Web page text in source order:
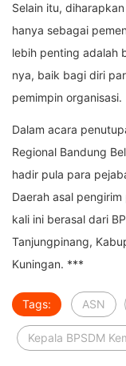
Selain itu,
hanya sebagai
lebih penting adalah
nya, baik bagi diri
pemimpin organisasi.
Dalam acara
Regional Bandung
hadir pula para
Daerah asal
kali ini berasal dari
Tanjungpinang,
Kuningan. ***
Tags: ASN
Kepala BPSDM